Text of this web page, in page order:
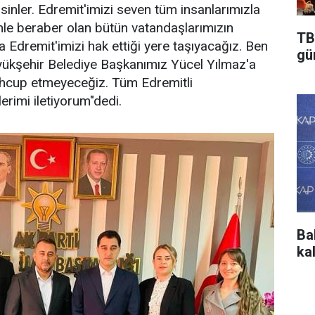
Edremit'imizi seven tüm insanlarımızla
beraber olan bütün vatandaşlarımızın
hak ettiği yere taşıyacağız. Ben
Belediye Başkanımız Yücel Yılmaz'a
etmeyeceğiz. Tüm Edremitli
iletiyorum"dedi.